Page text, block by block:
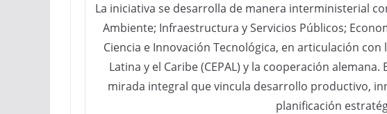
La iniciativa se desarrolla de manera interministerial
Ambiente; Infraestructura y Servicios Públicos;
Ciencia e Innovación Tecnológica, en articulación
Latina y el Caribe (CEPAL) y la cooperación
mirada integral que vincula desarrollo productivo,
planificación